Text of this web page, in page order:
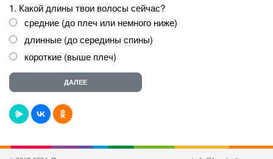
1. Какой длины твои волосы сейчас?
средние (до плеч или немного ниже)
длинные (до середины спины)
короткие (выше плеч)